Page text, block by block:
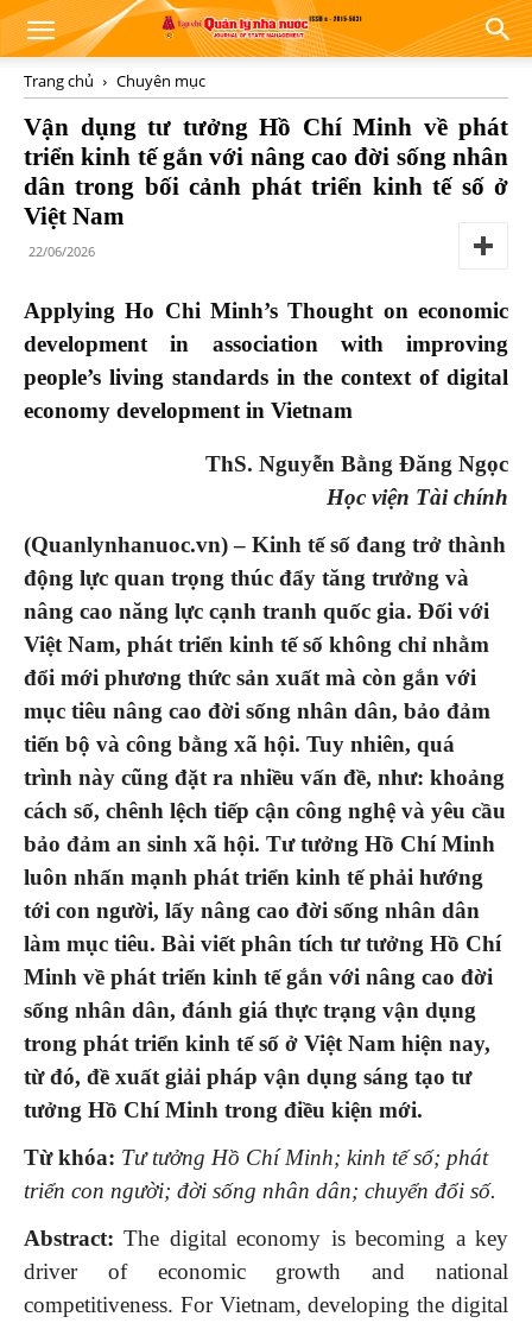
Trang chủ Chuyên mục
Vận dụng tư tưởng Hồ Chí Minh về phát
triển kinh tế gắn với nâng cao đời sống nhân
dân trong bối cảnh phát triển kinh tế số ở
Việt Nam
22/06/2026
Applying Ho Chi Minh’s Thought on economic
development in association with improving
people’s living standards in the context of digital
economy development in Vietnam
ThS. Nguyễn Bằng Đăng Ngọc
Học viện Tài chính
(Quanlynhanuoc.vn) – Kinh tế số đang trở thành
động lực quan trọng thúc đẩy tăng trưởng và
nâng cao năng lực cạnh tranh quốc gia. Đối với
Việt Nam, phát triển kinh tế số không chỉ nhằm
đổi mới phương thức sản xuất mà còn gắn với
mục tiêu nâng cao đời sống nhân dân, bảo đảm
tiến bộ và công bằng xã hội. Tuy nhiên, quá
trình này cũng đặt ra nhiều vấn đề, như: khoảng
cách số, chênh lệch tiếp cận công nghệ và yêu cầu
bảo đảm an sinh xã hội. Tư tưởng Hồ Chí Minh
luôn nhấn mạnh phát triển kinh tế phải hướng
tới con người, lấy nâng cao đời sống nhân dân
làm mục tiêu. Bài viết phân tích tư tưởng Hồ Chí
Minh về phát triển kinh tế gắn với nâng cao đời
sống nhân dân, đánh giá thực trạng vận dụng
trong phát triển kinh tế số ở Việt Nam hiện nay,
từ đó, đề xuất giải pháp vận dụng sáng tạo tư
tưởng Hồ Chí Minh trong điều kiện mới.
Từ khóa: Tư tưởng Hồ Chí Minh; kinh tế số; phát
triển con người; đời sống nhân dân; chuyển đổi số.
Abstract:The digital economy is becoming a key
driver of economic growth and national
competitiveness. For Vietnam, developing the digital